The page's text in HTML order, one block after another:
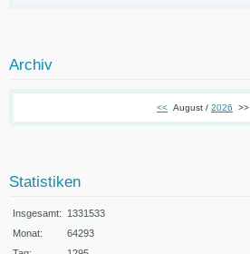
Archiv
<< August / 2026 >>
Statistiken
Insgesamt: 1331533
Monat:
64293